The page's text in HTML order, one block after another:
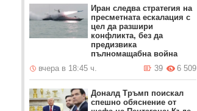
Иран следва стратегия на
пресметната ескалация с
цел да разшири
конфликта, без да
предизвика
пълномащабна война
вчера в 18:45 ч.
6 509
39
Доналд Тръмп поискал
спешно обяснение от